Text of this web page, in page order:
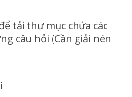
tải thư mục chứa các
câu hỏi (Cần giải nén